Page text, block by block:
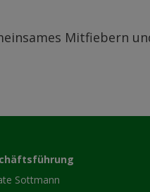
Mitfiebern
Sottmann